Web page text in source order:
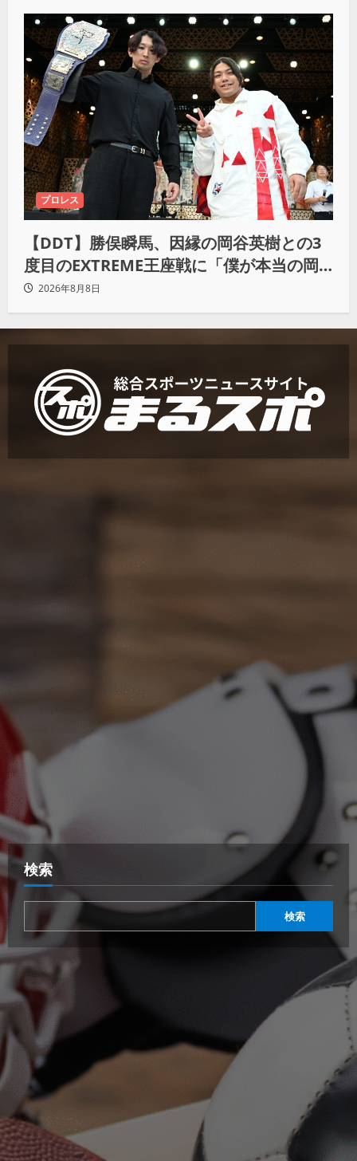
プロレス
【DDT】勝俣瞬馬、因縁の岡谷英樹との3
度目のEXTREME王座戦に「僕が本当の岡
谷英樹を引き出して獲りたい」
2026年8月8日
検索
検索